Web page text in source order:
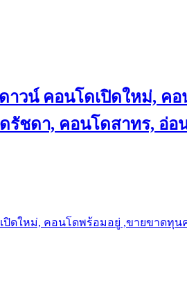
าวน์ คอนโดเปิดใหม่,
รัชดา, คอนโดสาทร, อ่อ
ปิดใหม่, คอนโดพร้อมอยู่ ,ขายขาดทุ